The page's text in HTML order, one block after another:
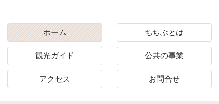
ホーム ちちぶとは
観光ガイド 公共の事業
アクセス お問合せ